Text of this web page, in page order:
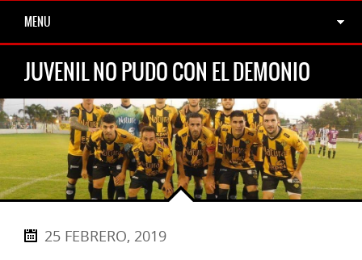
MENU
JUVENIL NO PUDO CON EL DEMONIO
25 FEBRERO, 2019